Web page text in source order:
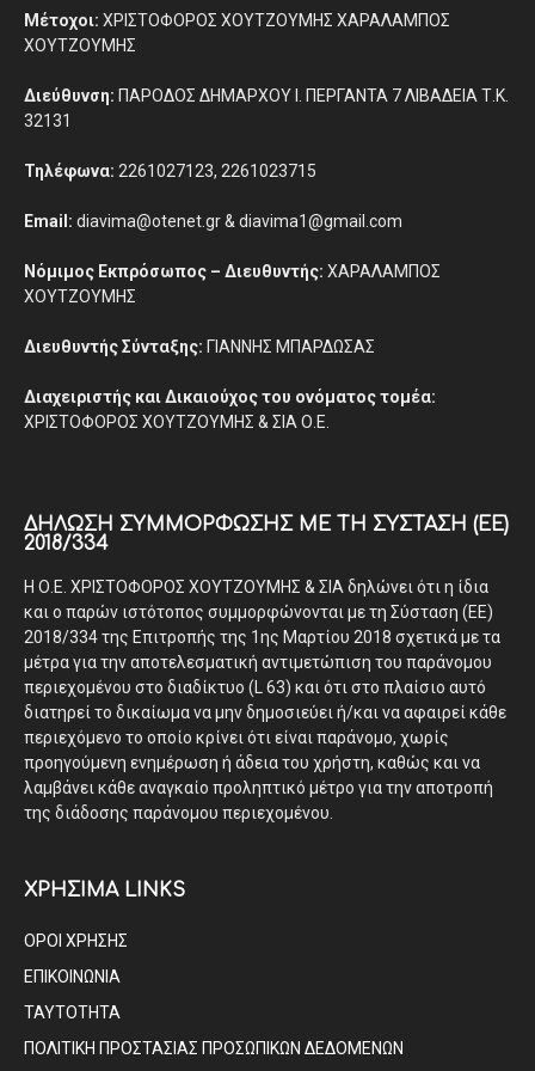
Μέτοχοι: ΧΡΙΣΤΟΦΟΡΟΣ ΧΟΥΤΖΟΥΜΗΣ ΧΑΡΑΛΑΜΠΟΣ
ΧΟΥΤΖΟΥΜΗΣ
Διεύθυνση: ΠΑΡΟΔΟΣ ΔΗΜΑΡΧΟΥ Ι. ΠΕΡΓΑΝΤΑ 7 ΛΙΒΑΔΕΙΑ Τ.Κ.
32131
Τηλέφωνα: 2261027123, 2261023715
Email: diavima@otenet.gr & diavima1@gmail.com
Νόμιμος Εκπρόσωπος – Διευθυντής: ΧΑΡΑΛΑΜΠΟΣ
ΧΟΥΤΖΟΥΜΗΣ
Διευθυντής Σύνταξης: ΓΙΑΝΝΗΣ ΜΠΑΡΔΩΣΑΣ
Διαχειριστής και Δικαιούχος του ονόματος τομέα:
ΧΡΙΣΤΟΦΟΡΟΣ ΧΟΥΤΖΟΥΜΗΣ & ΣΙΑ Ο.Ε.
ΔΉΛΩΣΗ ΣΥΜΜΌΡΦΩΣΗΣ ΜΕ ΤΗ ΣΎΣΤΑΣΗ (ΕΕ)
2018/334
Η Ο.Ε. ΧΡΙΣΤΟΦΟΡΟΣ ΧΟΥΤΖΟΥΜΗΣ & ΣΙΑ δηλώνει ότι η ίδια
και ο παρών ιστότοπος συμμορφώνονται με τη Σύσταση (ΕΕ)
2018/334 της Επιτροπής της 1ης Μαρτίου 2018 σχετικά με τα
μέτρα για την αποτελεσματική αντιμετώπιση του παράνομου
περιεχομένου στο διαδίκτυο (L 63) και ότι στο πλαίσιο αυτό
διατηρεί το δικαίωμα να μην δημοσιεύει ή/και να αφαιρεί κάθε
περιεχόμενο το οποίο κρίνει ότι είναι παράνομο, χωρίς
προηγούμενη ενημέρωση ή άδεια του χρήστη, καθώς και να
λαμβάνει κάθε αναγκαίο προληπτικό μέτρο για την αποτροπή
της διάδοσης παράνομου περιεχομένου.
ΧΡΗΣΙΜΑ LINKS
ΟΡΟΙ ΧΡΗΣΗΣ
ΕΠΙΚΟΙΝΩΝΙΑ
ΤΑΥΤΟΤΗΤΑ
ΠΟΛΙΤΙΚΗ ΠΡΟΣΤΑΣΙΑΣ ΠΡΟΣΩΠΙΚΩΝ ΔΕΔΟΜΕΝΩΝ